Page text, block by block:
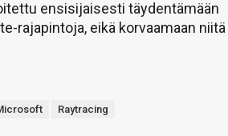
ensisijaisesti täydentämään
rajapintoja, eikä korvaamaan niitä
Raytracing